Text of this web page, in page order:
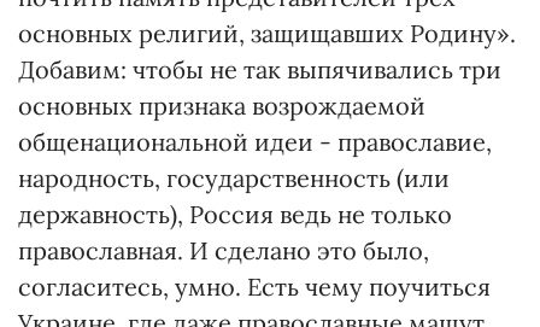
основных религий, защищавших Родину».
Добавим: чтобы не так выпячивались три
основных признака возрождаемой
общенациональной идеи - православие,
народность, государственность (или
державность), Россия ведь не только
православная. И сделано это было,
согласитесь, умно. Есть чему поучиться